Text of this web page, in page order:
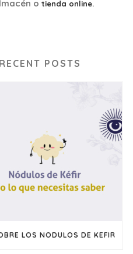
otienda online.
RECENT POSTS
LOS NODULOS DE KEFIR